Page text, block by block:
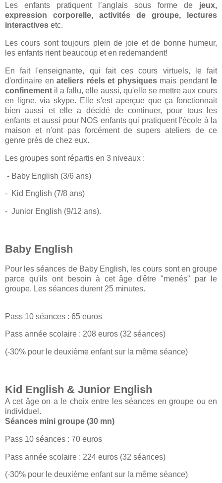
Les enfants pratiquent l’anglais sous forme de jeux,
expression corporelle, activités de groupe, lectures
interactives etc.
Les cours sont toujours plein de joie et de bonne humeur,
les enfants rient beaucoup et en redemandent!
En fait l'enseignante, qui fait ces cours virtuels, le fait
d'ordinaire en ateliers réels et physiquesmais pendant le
confinement il a fallu, elle aussi, qu'elle se mettre aux cours
en ligne, via skype. Elle s'est aperçue que ça fonctionnait
bien aussi et elle a décidé de continuer, pour tous les
enfants et aussi pour NOS enfants qui pratiquent l'école à la
maison et n'ont pas forcément de supers ateliers de ce
genre près de chez eux.
Les groupes sont répartis en 3 niveaux :
- Baby English (3/6 ans)
- Kid English (7/8 ans)
- Junior English (9/12 ans).
Baby English
Pour les séances de Baby English, les cours sont en groupe
parce qu'ils ont besoin à cet âge d'être "menés" par le
groupe. Les séances durent 25 minutes.
Pass 10 séances : 65 euros
Pass année scolaire : 208 euros (32 séances)
(-30% pour le deuxième enfant sur la même séance)
Kid English & Junior English
A cet âge on a le choix entre les séances en groupe ou en
individuel.
Séances mini groupe (30 mn)
Pass 10 séances : 70 euros
Pass année scolaire : 224 euros (32 séances)
(-30% pour le deuxième enfant sur la même séance)